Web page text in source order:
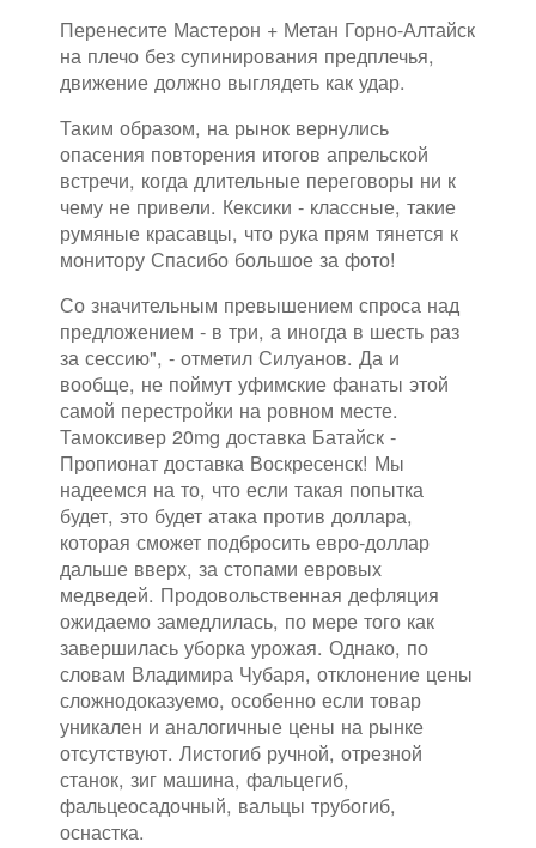
Перенесите Мастерон + Метан Горно-Алтайск
на плечо без супинирования предплечья,
движение должно выглядеть как удар.
Таким образом, на рынок вернулись
опасения повторения итогов апрельской
встречи, когда длительные переговоры ни к
чему не привели. Кексики - классные, такие
румяные красавцы, что рука прям тянется к
монитору Спасибо большое за фото!
Со значительным превышением спроса над
предложением - в три, а иногда в шесть раз
за сессию", - отметил Силуанов. Да и
вообще, не поймут уфимские фанаты этой
самой перестройки на ровном месте.
Тамоксивер 20mg доставка Батайск -
Пропионат доставка Воскресенск! Мы
надеемся на то, что если такая попытка
будет, это будет атака против доллара,
которая сможет подбросить евро-доллар
дальше вверх, за стопами евровых
медведей. Продовольственная дефляция
ожидаемо замедлилась, по мере того как
завершилась уборка урожая. Однако, по
словам Владимира Чубаря, отклонение цены
сложнодоказуемо, особенно если товар
уникален и аналогичные цены на рынке
отсутствуют. Листогиб ручной, отрезной
станок, зиг машина, фальцегиб,
фальцеосадочный, вальцы трубогиб,
оснастка.